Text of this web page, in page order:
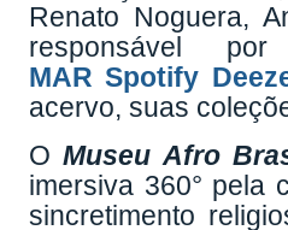
Renato Noguera,
responsável
MAR Spotify
acervo, suas
OMuseu Afro
imersiva 360° pela
sincretimento